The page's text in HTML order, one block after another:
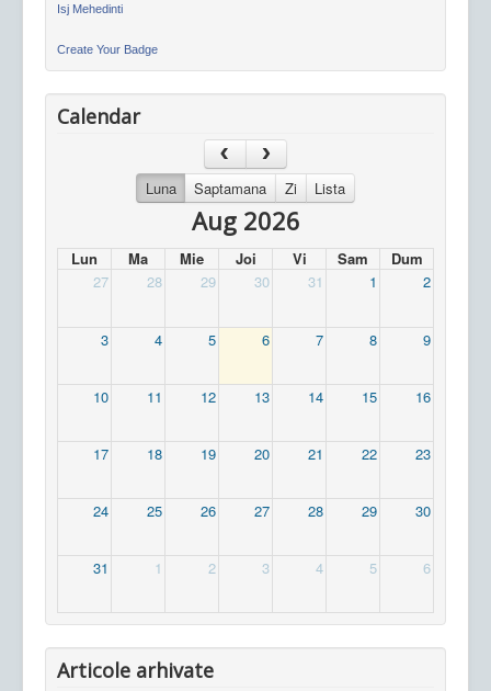
Isj Mehedinti
Create Your Badge
Calendar
Luna Saptamana Zi Lista
Aug 2026
Lun Ma Mie Joi Vi Sam
Dum
27
28 29 30 31 1 2
3 4 5 6 7 8 9
10 11 12 13 14 15 16
17 18 19 20 21 22 23
24 25 26 27 28 29 30
31 1 2 3 4 5 6
Articole arhivate